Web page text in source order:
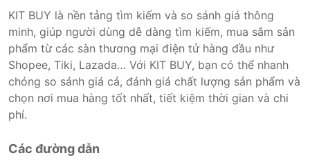
KIT BUY là nền tảng tìm kiếm và so sánh giá thông
minh, giúp người dùng dễ dàng tìm kiếm, mua sắm sản
phẩm từ các sàn thương mại điện tử hàng đầu như
Shopee, Tiki, Lazada… Với KIT BUY, bạn có thể nhanh
chóng so sánh giá cả, đánh giá chất lượng sản phẩm và
chọn nơi mua hàng tốt nhất, tiết kiệm thời gian và chi
phí.
Các đường dẫn